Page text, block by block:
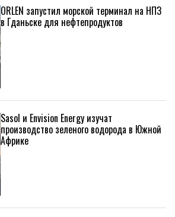
ORLEN запустил морской терминал на НПЗ
в Гданьске для нефтепродуктов
Sasol и Envision Energy изучат
производство зеленого водорода в Южной
Африке